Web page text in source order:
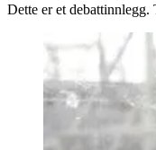
Dette er et